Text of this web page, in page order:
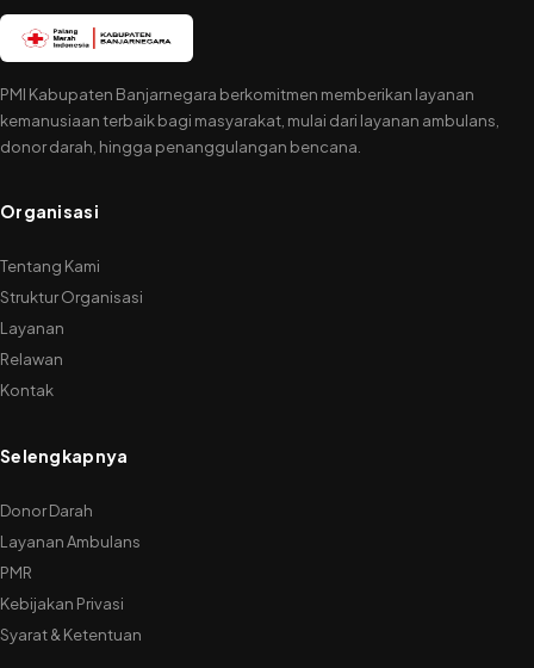
PMI Kabupaten Banjarnegara berkomitmen memberikan layanan
kemanusiaan terbaik bagi masyarakat, mulai dari layanan ambulans,
donor darah, hingga penanggulangan bencana.
Organisasi
Tentang Kami
Struktur Organisasi
Layanan
Relawan
Kontak
Selengkapnya
Donor Darah
Layanan Ambulans
PMR
Kebijakan Privasi
Syarat & Ketentuan